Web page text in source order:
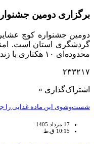
برگزاری دومین
گردشگری استان است.
محدوده‌ای ۱۰ هکتاری با زندگی عشایری همراه باشند.»
۲۳۳۲۱۷
اشتراک‌گذاری »
شست‌وشوی این ماده غذایی را
17 مرداد 1405
10:15 ق.ظ